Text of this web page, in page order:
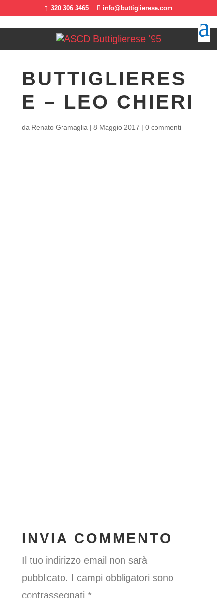
320 306 3465 info@buttiglierese.com
BUTTIGLIERES
E – LEO CHIERI
da Renato Gramaglia | 8 Maggio 2017 | 0 commenti
INVIA COMMENTO
Il tuo indirizzo email non sarà
pubblicato. I campi obbligatori sono
contrassegnati *